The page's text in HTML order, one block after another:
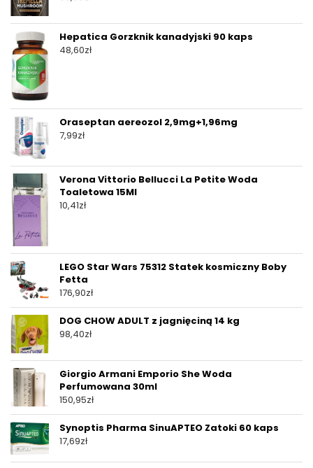
Hepatica Gorzknik kanadyjski 90 kaps
48,60zł
Oraseptan aereozol 2,9mg+1,96mg
7,99zł
Verona Vittorio Bellucci La Petite Woda
Toaletowa 15Ml
10,41zł
LEGO Star Wars 75312 Statek kosmiczny Boby
Fetta
176,90zł
DOG CHOW ADULT z jagnięciną 14 kg
98,40zł
Giorgio Armani Emporio She Woda
Perfumowana 30ml
150,95zł
Synoptis Pharma SinuAPTEO Zatoki 60 kaps
17,69zł